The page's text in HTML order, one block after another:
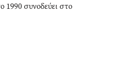
συνοδεύει στο